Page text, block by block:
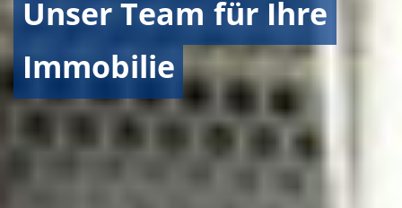
Unser Team für Ihre
Immobilie